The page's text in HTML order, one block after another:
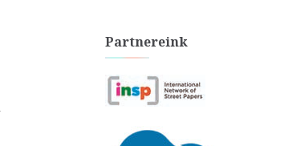
Partnereink